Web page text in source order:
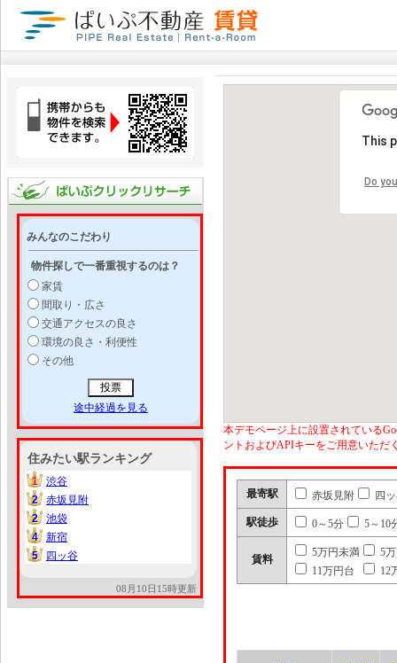
みんなのこだわり
物件探しで一番重視するのは？
家賃
間取り・広さ
交通アクセスの良さ
環境の良さ・利便性
その他
途中経過を見る
住みたい駅ランキング
1
1
渋谷
2
2
赤坂見附
2
2
池袋
4
4
新宿
5
5 四ッ谷
08月10日15時更新
This
Do
本デモページ上に設置されている
ントおよびAPIキーをご用意いただ
最寄駅 赤坂見附 四
駅徒歩 0～5分 5～10
賃料
5万円未満
5
11万円台
12